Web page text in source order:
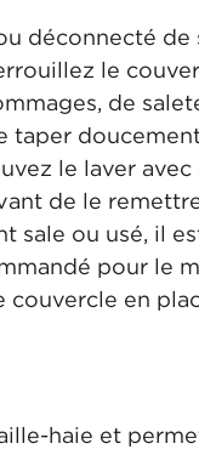
déconnecté de
le
de
taper
le laver
de le
sale ou usé, il
pour le
en
haie et